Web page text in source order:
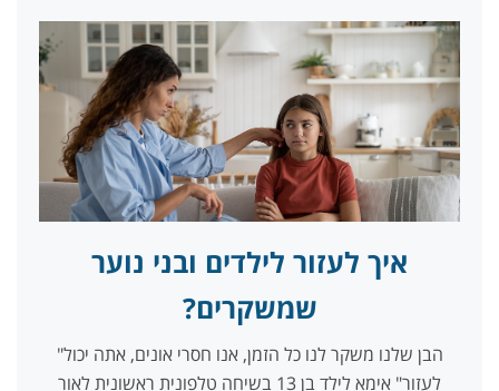
איך לעזור לילדים ובני נוער
שמשקרים?
"הבן שלנו משקר לנו כל הזמן, אנו חסרי אונים, אתה יכול
לעזור" אימא לילד בן 13 בשיחה טלפונית ראשונית לאור